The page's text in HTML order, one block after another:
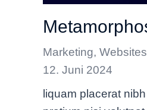
Marketing, Websites
12. Juni 2024
liquam placerat